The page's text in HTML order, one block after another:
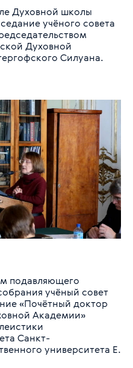
Духовной школы
учёного совета
Духовной
Силуана.
подавляющего
учёный совет
«Почётный доктор
Академии»
Санкт-
университета Е.